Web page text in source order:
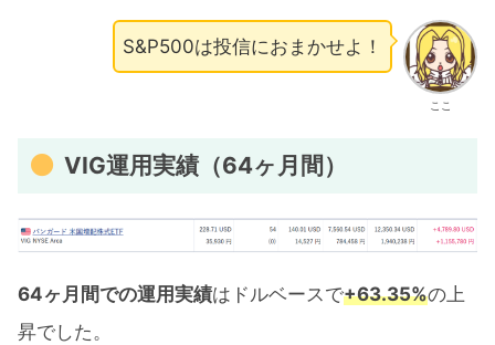
ここ
S&P500は投信におまかせよ！
VIG運用実績（64ヶ月間）
64ヶ月間での運用実績はドルベースで+63.35%の上
昇でした。